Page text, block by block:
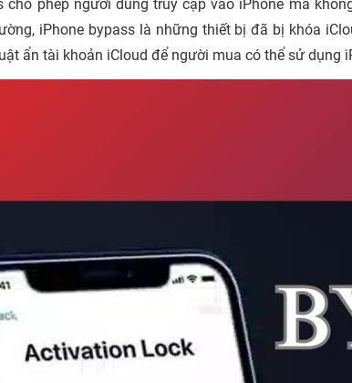
cho phép người dùng truy cập vào iPhone mà
iPhone bypass là những thiết bị đã bị khóa
ẩn tài khoản iCloud để người mua có thể sử dụng